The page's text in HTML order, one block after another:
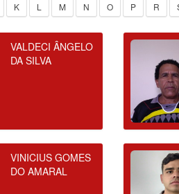
K L M N O P R
VALDECI ÂNGELO
DA SILVA
VINICIUS GOMES
DO AMARAL